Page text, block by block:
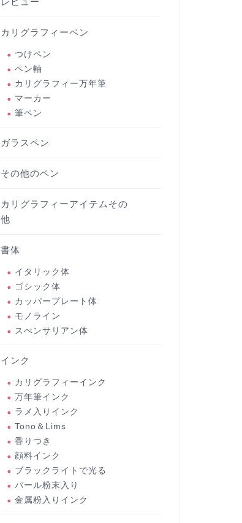
カリグラフィーペン
つけペン
ペン軸
カリグラフィー万年筆
マーカー
筆ペン
ガラスペン
その他のペン
カリグラフィーアイテムその
他
書体
イタリック体
ゴシック体
カッパープレート体
モノライン
スぺンサリアン体
インク
カリグラフィーインク
万年筆インク
ラメ入りインク
Tono＆Lims
香りつき
顔料インク
ブラックライトで光る
パール粉末入り
金属粉入りインク